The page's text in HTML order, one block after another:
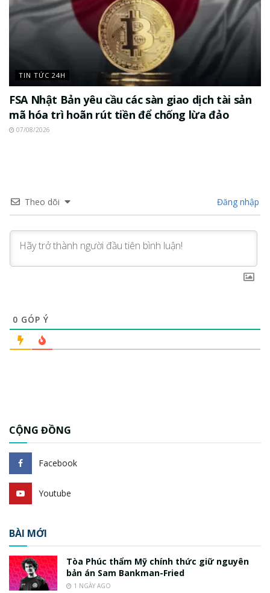
TIN TỨC 24H
FSA Nhật Bản yêu cầu các sàn giao dịch tài sản
mã hóa trì hoãn rút tiền để chống lừa đảo
07/08/2026
Theo dõi Đăng nhập
0 GÓP Ý
CỘNG ĐỒNG
Facebook
Youtube
BÀI MỚI
Tòa Phúc thẩm Mỹ chính thức giữ nguyên
bản án Sam Bankman-Fried
1 NGÀY AGO